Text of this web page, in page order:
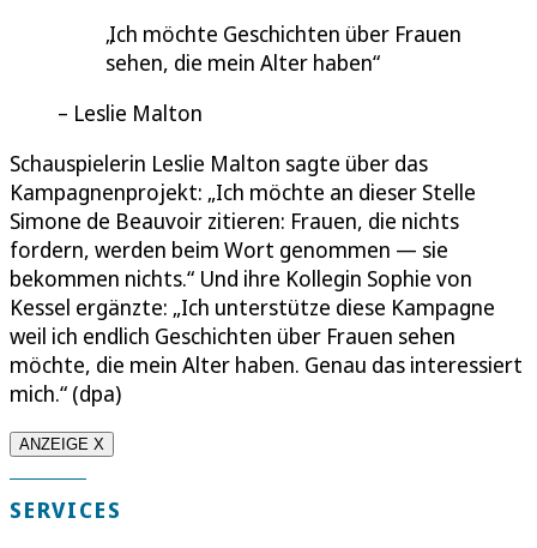
Ich möchte Geschichten über Frauen
sehen, die mein Alter haben
Leslie Malton
Schauspielerin Leslie Malton sagte über das
Kampagnenprojekt: „Ich möchte an dieser Stelle
Simone de Beauvoir zitieren: Frauen, die nichts
fordern, werden beim Wort genommen — sie
bekommen nichts.“ Und ihre Kollegin Sophie von
Kessel ergänzte: „Ich unterstütze diese Kampagne
weil ich endlich Geschichten über Frauen sehen
möchte, die mein Alter haben. Genau das interessiert
mich.“ (dpa)
ANZEIGE X
SERVICES